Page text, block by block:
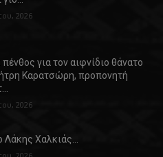
2026
πένθος για τον αιφνίδιο θάνατο
Καρατσώρη, προπονητή
2026
Λάκης Χαλκιάς…